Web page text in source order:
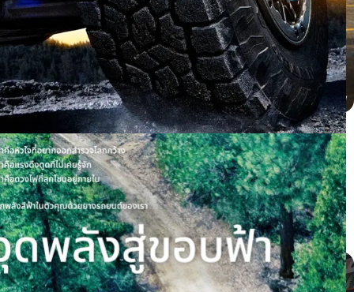
BYD dolphin ติดตั้ง PROXES CR1